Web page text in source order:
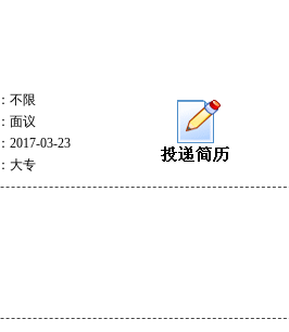
不限
面议
2017-03-23
大专